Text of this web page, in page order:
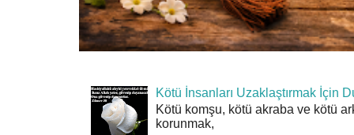
Kötü İnsanları Uzaklaştırmak İçin
Kötü komşu, kötü akraba ve kötü
korunmak,